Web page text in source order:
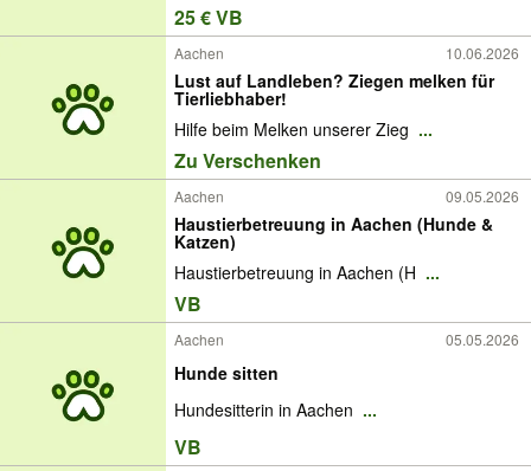
25 € VB
Aachen 10.06.2026
Lust auf Landleben? Ziegen melken für
Tierliebhaber!
Hilfe beim Melken unserer Zieg ...
Zu Verschenken
Aachen 09.05.2026
Haustierbetreuung in Aachen (Hunde &
Katzen)
Haustierbetreuung in Aachen (H ...
VB
Aachen 05.05.2026
Hunde sitten
Hundesitterin in Aachen ...
VB